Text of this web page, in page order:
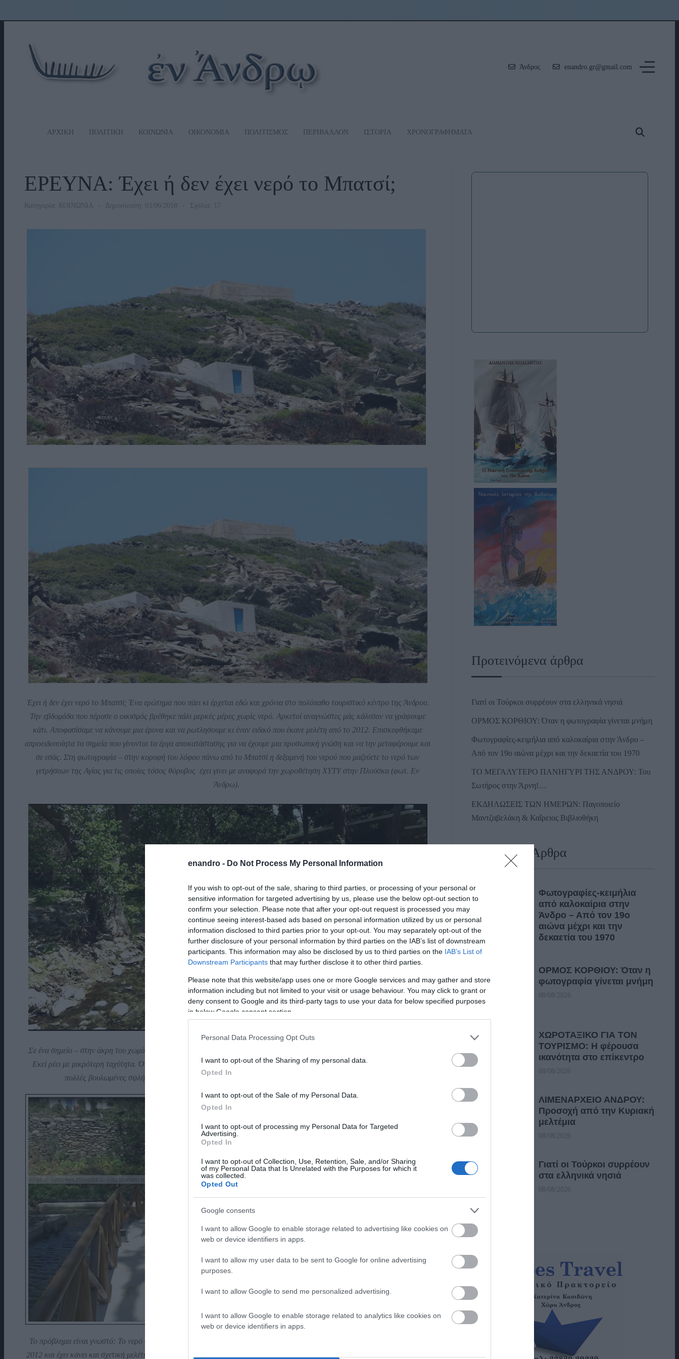
enandro - Do Not Process My Personal Information
If you wish to opt-out of the sale, sharing to third parties, or processing of your personal or
sensitive information for targeted advertising by us, please use the below opt-out section to
confirm your selection. Please note that after your opt-out request is processed you may
continue seeing interest-based ads based on personal information utilized by us or personal
information disclosed to third parties prior to your opt-out. You may separately opt-out of the
further disclosure of your personal information by third parties on the IAB’s list of downstream
participants. This information may also be disclosed by us to third parties on the IAB’s List of
Downstream Participants that may further disclose it to other third parties.
Please note that this website/app uses one or more Google services and may gather and store
information including but not limited to your visit or usage behaviour. You may click to grant or
deny consent to Google and its third-party tags to use your data for below specified purposes
in below Google consent section.
Personal Data Processing Opt Outs
I want to opt-out of the Sharing of my personal data.
Opted In
I want to opt-out of the Sale of my Personal Data.
Opted In
I want to opt-out of processing my Personal Data for Targeted
Advertising.
Opted In
I want to opt-out of Collection, Use, Retention, Sale, and/or Sharing
of my Personal Data that Is Unrelated with the Purposes for which it
was collected.
Opted Out
Google consents
I want to allow Google to enable storage related to advertising like cookies on
web or device identifiers in apps.
I want to allow my user data to be sent to Google for online advertising
purposes.
I want to allow Google to send me personalized advertising.
I want to allow Google to enable storage related to analytics like cookies on
web or device identifiers in apps.
Άνδρος enandro.gr@gmail.com
ΑΡΧΙΚΗ ΠΟΛΙΤΙΚΗ ΚΟΙΝΩΝΙΑ ΟΙΚΟΝΟΜΙΑ ΠΟΛΙΤΙΣΜΟΣ ΠΕΡΙΒΑΛΛΟΝ ΙΣΤΟΡΙΑ ΧΡΟΝΟΓΡΑΦΗΜΑΤΑ
ΕΡΕΥΝΑ: Έχει ή δεν έχει νερό το Μπατσί;
Κατηγορία: ΚΟΙΝΩΝΙΑ Δημοσίευση: 03/06/2018 Σχόλια: 17
Έχει ή δεν έχει νερό το Μπατσί; Ένα ερώτημα που πάει κι έρχεται εδώ και χρόνια στο πολύπαθο τουριστικό κέντρο της Άνδρου.
Την εβδομάδα που πέρασε ο οικισμός βρέθηκε πάλι μερκές μέρες χωρίς νερό. Αρκετοί αναγνώστες μάς κάλεσαν να γράψουμε
κάτι. Αποφασίσαμε να κάνουμε μια έρυνα και να ρωτλησουμε κι έναν ειδικό που έκανε μελέτη από το 2012. Επισκεφθήκαμε
απροειδοποίητα τα σημεία που γίνονται τα έργα αποκατάστασης για να έχουμε μια προσωπική γνώση και να την μεταφέρουμε και
σε εσάς. Στη φωτογραφία – στην κορυφή του λόφου πάνω από το Μπατσί η δεξαμενή του νερού που μαζεύετε το νερό των
γετρήσεων της Αγίας για τις οποίες τόσος θόρυβος έχει γίνει με αναφορά την χωροθέτηση ΧΥΤΥ στην Πλούσκα (φωτ. Εν
Άνδρω).
Σε ένα σημείο – στην άκρη του χωμάτινου δρόμου
Εκεί ρέει με μικρότερη ταχύτητα. Όπως μάς εξήγησε ο εργοδηγός εκεί παρουσιάζεται το μεγαλύτερο πρόβλημα. Αλλάχθηκαν
πολλές βουλωμένες σψλήνες επί τρεις μέρες και το νερό τρέχει κανονικά στο Μπατσί (φωτ. Εν Άνδρω).
Το πρόβλημα είναι γνωστό: Το νερό στο Μπατσί έχει πολλά άλατα. Ρωτήσαμε μηχανικό που έχει ασχοληθεί με το πρόβλημα το
2012 και έχει κάνει και σχετική μελέτη. Η άπάντηση του:
Προτεινόμενα άρθρα
Γιατί οι Τούρκοι συρρέουν στα ελληνικά νησιά
ΟΡΜΟΣ ΚΟΡΘΙΟΥ: Όταν η φωτογραφία γίνεται μνήμη
Φωτογραφίες-κειμήλια από καλοκαίρια στην Άνδρο –
Από τον 19ο αιώνα μέχρι και την δεκαετία του 1970
ΤΟ ΜΕΓΑΛΥΤΕΡΟ ΠΑΝΗΓΥΡΙ ΤΗΣ ΑΝΔΡΟΥ: Του
Σωτήρος στην Άρνη!…
ΕΚΔΗΛΩΣΕΙΣ ΤΩΝ ΗΜΕΡΩΝ: Παγοποιείο
Μαντζαβελάκη & Καΐρειος Βιβλιοθήκη
Πρόσφατα Άρθρα
Φωτογραφίες-κειμήλια
από καλοκαίρια στην
Άνδρο – Από τον 19ο
αιώνα μέχρι και την
δεκαετία του 1970
08/08/2026
ΟΡΜΟΣ ΚΟΡΘΙΟΥ: Όταν η
φωτογραφία γίνεται μνήμη
08/08/2026
ΧΩΡΟΤΑΞΙΚΟ ΓΙΑ ΤΟΝ
ΤΟΥΡΙΣΜΟ: Η φέρουσα
ικανότητα στο επίκεντρο
08/08/2026
ΛΙΜΕΝΑΡΧΕΙΟ ΑΝΔΡΟΥ:
Προσοχή από την Κυριακή
μελτέμια
08/08/2026
Γιατί οι Τούρκοι συρρέουν
στα ελληνικά νησιά
08/08/2026